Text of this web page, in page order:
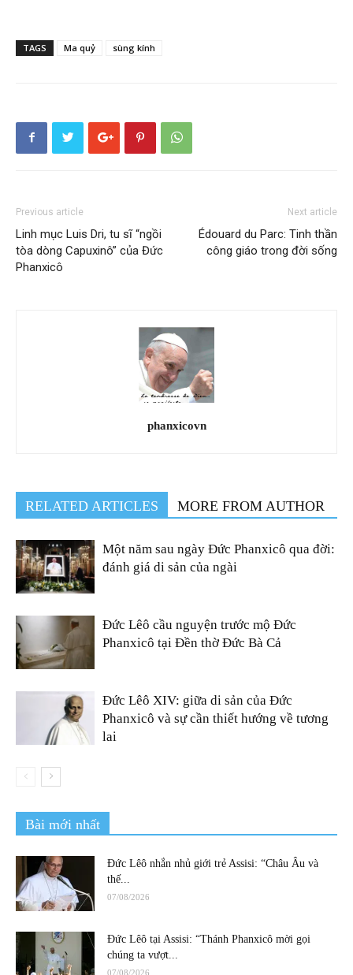
TAGS Ma quỷ sùng kính
Previous article
Linh mục Luis Dri, tu sĩ “ngồi
tòa dòng Capuxinô” của Đức
Phanxicô
Next article
Édouard du Parc: Tinh thần
công giáo trong đời sống
phanxicovn
RELATED ARTICLES MORE FROM AUTHOR
Một năm sau ngày Đức Phanxicô qua đời:
đánh giá di sản của ngài
Đức Lêô cầu nguyện trước mộ Đức
Phanxicô tại Đền thờ Đức Bà Cả
Đức Lêô XIV: giữa di sản của Đức
Phanxicô và sự cần thiết hướng về tương
lai
Bài mới nhất
Đức Lêô nhắn nhủ giới trẻ Assisi: “Châu Âu và
thế...
07/08/2026
Đức Lêô tại Assisi: “Thánh Phanxicô mời gọi
chúng ta vượt...
07/08/2026